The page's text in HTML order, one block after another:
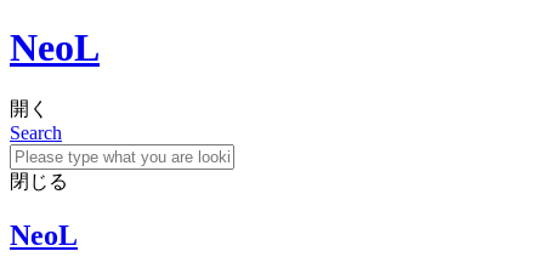
NeoL
開く
Search
閉じる
NeoL